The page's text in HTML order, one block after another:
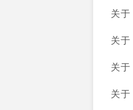
关于
关
关
关